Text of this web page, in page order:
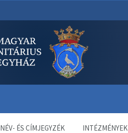
NÉV- ÉS CÍMJEGYZÉK INTÉZMÉNYEK